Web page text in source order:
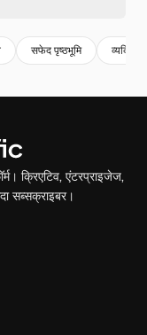
सफेद पृष्ठभूमि व्यक्ति
क्रिएटिव, एंटरप्राइजेज,
सब्सक्राइबर।